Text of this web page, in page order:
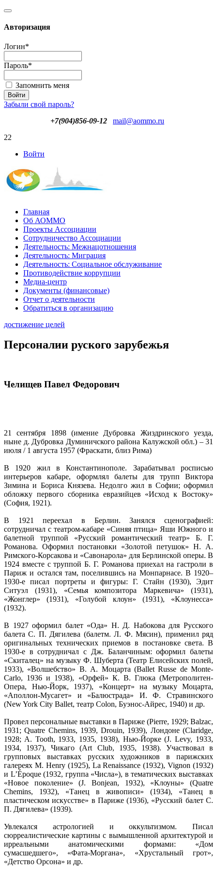
Авторизация
Логин*
Пароль*
Запомнить меня
Забыли свой пароль?
+7(904)856-09-12
mail@aommo.ru
22
Войти
Главная
Об АОММО
Проекты Ассоциации
Сотрудничество Ассоциации
Деятельность: Межнацотношения
Деятельность: Миграция
Деятельность: Социальное обслуживание
Противодействие коррупции
Медиа-центр
Документы (финансовые)
Отчет о деятельности
Обратиться в организацию
достижение целей
Персоналии руского зарубежья
Челищев Павел Федорович
21 сентября 1898 (имение Дубровка Жиздринского уезда,
ныне д. Дубровка Думиничского района Калужской обл.) – 31
июля / 1 августа 1957 (Фраскати, близ Рима)
В 1920 жил в Константинополе. Зарабатывал росписью
интерьеров кабаре, оформлял балеты для трупп Виктора
Зимина и Бориса Князева. Недолго жил в Софии; оформил
обложку первого сборника евразийцев «Исход к Востоку»
(София, 1921).
В 1921 переехал в Берлин. Занялся сценографией:
сотрудничал с театром-кабаре «Синяя птица» Яши Южного и
балетной труппой «Русский романтический театр» Б. Г.
Романова. Оформил постановки «Золотой петушок» Н. А.
Римского-Корсакова и «Савонарола» для Берлинской оперы. В
1924 вместе с труппой Б. Г. Романова приехал на гастроли в
Париж и остался там, поселившись на Монпарнасе. В 1920–
1930-е писал портреты и фигуры: Г. Стайн (1930), Эдит
Ситуэл (1931), «Семья композитора Маркевича» (1931),
«Жонглер» (1931), «Голубой клоун» (1931), «Клоунесса»
(1932).
В 1927 оформил балет «Ода» Н. Д. Набокова для Русского
балета С. П. Дягилева (балетм. Л. Ф. Мясин), применил ряд
оригинальных технических приемов в постановке света. В
1930-е в сотрудничал с Дж. Баланчиным: оформил балеты
«Скиталец» на музыку Ф. Шуберта (Театр Елисейских полей,
1933), «Волшебство» В. А. Моцарта (Ballet Russe de Monte-
Carlo, 1936 и 1938), «Орфей» К. В. Глюка (Метрополитен-
Опера, Нью-Йорк, 1937), «Концерт» на музыку Моцарта,
«Аполлон-Мусагет» и «Балюстрада» И. Ф. Стравинского
(New York City Ballet, театр Colon, Буэнос-Айрес, 1940) и др.
Провел персональные выставки в Париже (Pierre, 1929; Balzac,
1931; Quatre Chemins, 1939, Drouin, 1939), Лондоне (Claridge,
1928; A. Tooth, 1933, 1935, 1938), Нью-Йорке (J. Levy, 1933,
1934, 1937), Чикаго (Art Club, 1935, 1938). Участвовал в
групповых выставках русских художников в парижских
галереях M. Henry (1925), La Renaissance (1932), Vignon (1932)
и L’Époque (1932, группа «Числа»), в тематических выставках
«Новое поколение» (J. Bonjean, 1932), «Клоуны» (Quatre
Chemins, 1932), «Танец в живописи» (1934), «Танец в
пластическом искусстве» в Париже (1936), «Русский балет С.
П. Дягилева» (1939).
Увлекался астрологией и оккультизмом. Писал
сюрреалистические картины с вымышленной архитектурой и
ирреальными анатомическими формами: «Дом
сумасшедшего», «Фата-Моргана», «Хрустальный грот»,
«Детство Орсона» и др.